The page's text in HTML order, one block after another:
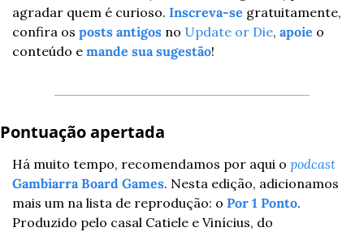
agradar quem é curioso. Inscreva-se gratuitamente,
confira os posts antigos no Update or Die, apoie o
conteúdo e mande sua sugestão!
Pontuação apertada
Há muito tempo, recomendamos por aqui o podcast
Gambiarra Board Games. Nesta edição, adicionamos
mais um na lista de reprodução: o Por 1 Ponto.